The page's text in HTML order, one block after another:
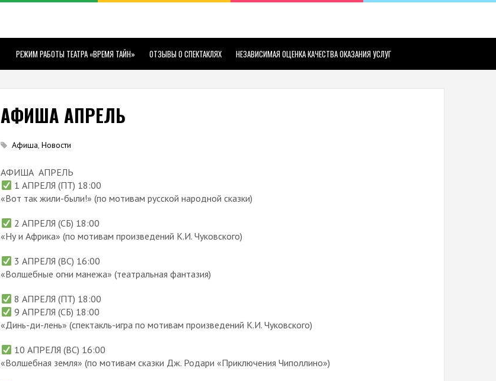
РЕЖИМ РАБОТЫ ТЕАТРА «ВРЕМЯ ТАЙН» ОТЗЫВЫ О СПЕКТАКЛЯХ НЕЗАВИСИМАЯ ОЦЕНКА КАЧЕСТВА ОКАЗАНИЯ УСЛУГ
АФИША АПРЕЛЬ
Афиша,Новости
АФИША АПРЕЛЬ
1 АПРЕЛЯ (ПТ) 18:00
«Вот так жили-были!» (по мотивам русской народной сказки)
2 АПРЕЛЯ (СБ) 18:00
«Ну и Африка» (по мотивам произведений К.И. Чуковского)
3 АПРЕЛЯ (ВС) 16:00
«Волшебные огни манежа» (театральная фантазия)
8 АПРЕЛЯ (ПТ) 18:00
9 АПРЕЛЯ (СБ) 18:00
«Динь-ди-лень» (спектакль-игра по мотивам произведений К.И. Чуковского)
10 АПРЕЛЯ (ВС) 16:00
«Волшебная земля» (по мотивам сказки Дж. Родари «Приключения Чиполлино»)